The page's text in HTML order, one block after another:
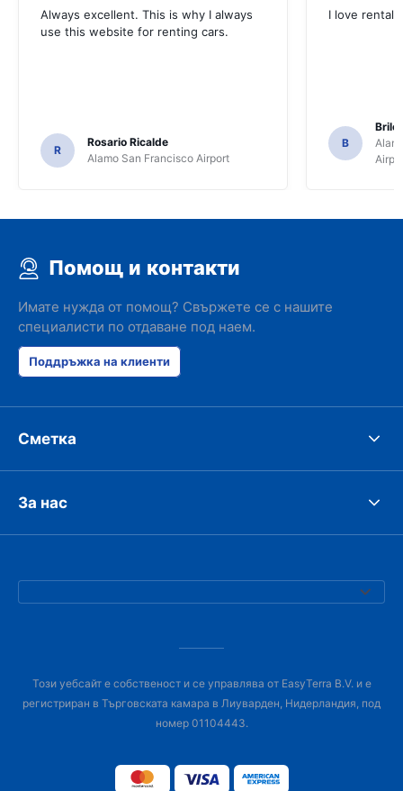
Always excellent. This is why I always
use this website for renting cars.
R
Rosario Ricalde
Alamo San Francisco Airport
I love rental
B
Помощ и контакти
Имате нужда от помощ? Свържете се с нашите
специалисти по отдаване под наем.
Поддръжка на клиенти
Сметка
За нас
Този уебсайт е собственост и се управлява от EasyTerra B.V. и е
регистриран в Търговската камара в Лиуварден, Нидерландия, под
номер 01104443.